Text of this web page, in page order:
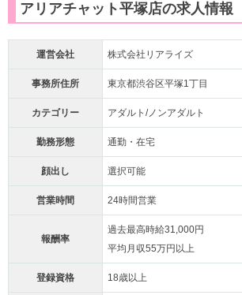
アリアチャット平塚店の求人情報
運営会社 株式会社リアライズ
事務所住所 東京都渋谷区平塚1丁目
カテゴリー アダルト/ノンアダルト
勤務形態 通勤・在宅
顔出し 選択可能
営業時間 24時間営業
報酬率
過去最高時給31,000円
平均月収55万円以上
登録資格 18歳以上